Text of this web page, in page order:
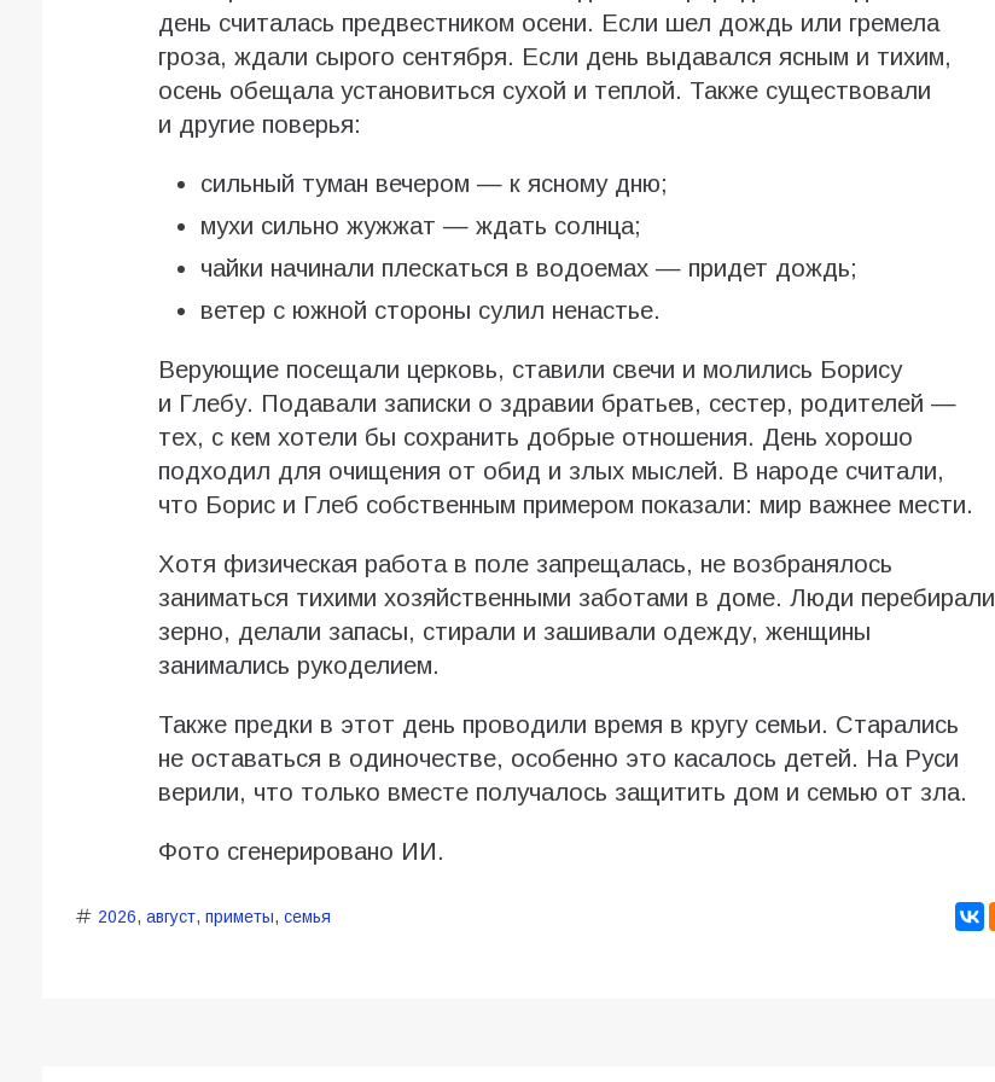
день считалась предвестником осени. Если шел дождь или гремела
гроза, ждали сырого сентября. Если день выдавался ясным и тихим,
осень обещала установиться сухой и теплой. Также существовали
и другие поверья:
сильный туман вечером — к ясному дню;
мухи сильно жужжат — ждать солнца;
чайки начинали плескаться в водоемах — придет дождь;
ветер с южной стороны сулил ненастье.
Верующие посещали церковь, ставили свечи и молились Борису
и Глебу. Подавали записки о здравии братьев, сестер, родителей —
тех, с кем хотели бы сохранить добрые отношения. День хорошо
подходил для очищения от обид и злых мыслей. В народе считали,
что Борис и Глеб собственным примером показали: мир важнее мести.
Хотя физическая работа в поле запрещалась, не возбранялось
заниматься тихими хозяйственными заботами в доме. Люди перебирали
зерно, делали запасы, стирали и зашивали одежду, женщины
занимались рукоделием.
Также предки в этот день проводили время в кругу семьи. Старались
не оставаться в одиночестве, особенно это касалось детей. На Руси
верили, что только вместе получалось защитить дом и семью от зла.
Фото сгенерировано ИИ.
2026, август, приметы, семья